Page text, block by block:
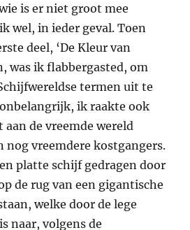
is er niet groot mee
wel, in ieder geval. Toen
deel, ‘De Kleur van
was ik flabbergasted, om
termen uit te
ik raakte ook
de vreemde wereld
nog vreemdere kostgangers.
platte schijf gedragen door
de rug van een gigantische
welke door de lege
naar, volgens de